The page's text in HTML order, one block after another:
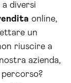
diversi
online,
un
riuscire a
azienda,